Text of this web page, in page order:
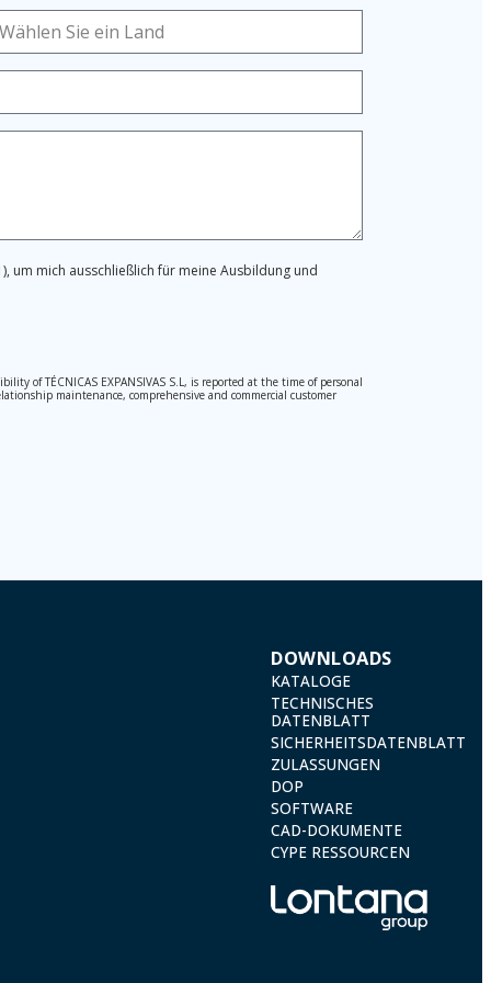
um mich ausschließlich für meine Ausbildung und
of TÉCNICAS EXPANSIVAS S.L, is reported at the time of personal
maintenance, comprehensive and commercial customer
Protection Regulation (GDPR) 2016.
by sending a letter together with a photocopy of your ID, to P.I.
DOWNLOADS
KATALOGE
TECHNISCHES
DATENBLATT
SICHERHEITSDATENBLATT
ZULASSUNGEN
DOP
SOFTWARE
CAD-DOKUMENTE
CYPE RESSOURCEN